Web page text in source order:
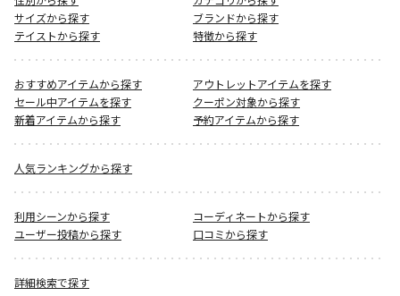
サイズから探す
ブランドから探す
テイストから探す
特徴から探す
おすすめアイテムから探す
アウトレットアイテムを探す
セール中アイテムを探す
クーポン対象から探す
新着アイテムから探す
予約アイテムから探す
人気ランキングから探す
利用シーンから探す
コーディネートから探す
ユーザー投稿から探す
口コミから探す
詳細検索で探す